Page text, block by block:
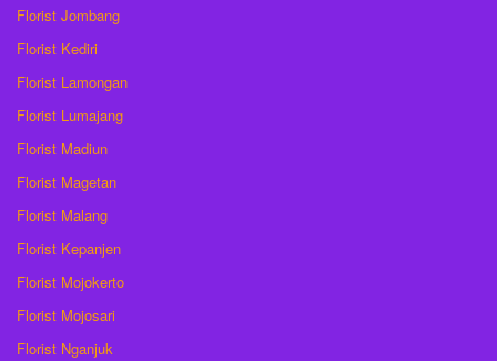
Florist Jombang
Florist Kediri
Florist Lamongan
Florist Lumajang
Florist Madiun
Florist Magetan
Florist Malang
Florist Kepanjen
Florist Mojokerto
Florist Mojosari
Florist Nganjuk